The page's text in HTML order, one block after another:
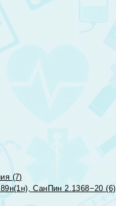
(7)
СанПин 2.1368−20 (6)